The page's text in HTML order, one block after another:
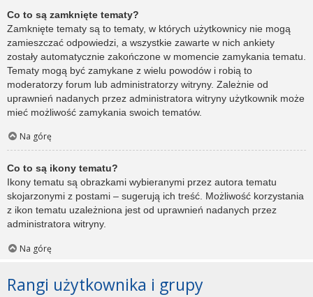
Co to są zamknięte tematy?
Zamknięte tematy są to tematy, w których użytkownicy nie mogą
zamieszczać odpowiedzi, a wszystkie zawarte w nich ankiety
zostały automatycznie zakończone w momencie zamykania tematu.
Tematy mogą być zamykane z wielu powodów i robią to
moderatorzy forum lub administratorzy witryny. Zależnie od
uprawnień nadanych przez administratora witryny użytkownik może
mieć możliwość zamykania swoich tematów.
Na górę
Co to są ikony tematu?
Ikony tematu są obrazkami wybieranymi przez autora tematu
skojarzonymi z postami – sugerują ich treść. Możliwość korzystania
z ikon tematu uzależniona jest od uprawnień nadanych przez
administratora witryny.
Na górę
Rangi użytkownika i grupy